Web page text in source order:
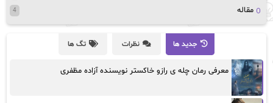
مقاله 4
جدید ها نظرات تگ ها
معرفی رمان چله ی رازو خاکستر نویسنده آزاده مظفری